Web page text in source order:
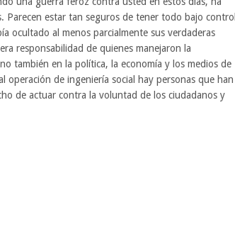
Parecen estar tan seguros de tener todo bajo control
ocultado al menos parcialmente sus verdaderas
responsabilidad de quienes manejaron la
también en la política, la economía y los medios de
operación de ingeniería social hay personas que han
de actuar contra la voluntad de los ciudadanos y